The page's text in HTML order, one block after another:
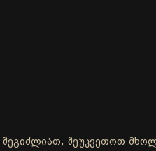
შეგიძლიათ, შეუკვეთოთ